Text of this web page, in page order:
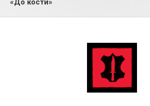
«До кости»